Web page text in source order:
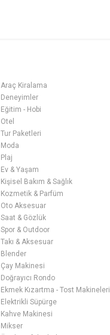
Araç Kiralama
Deneyimler
Eğitim - Hobi
Otel
Tur Paketleri
Moda
Plaj
Ev & Yaşam
Kişisel Bakım & Sağlık
Kozmetik & Parfüm
Oto Aksesuar
Saat & Gözlük
Spor & Outdoor
Takı & Aksesuar
Blender
Çay Makinesi
Doğrayıcı Rondo
Ekmek Kızartma - Tost Makineleri
Elektrikli Süpürge
Kahve Makinesi
Mikser